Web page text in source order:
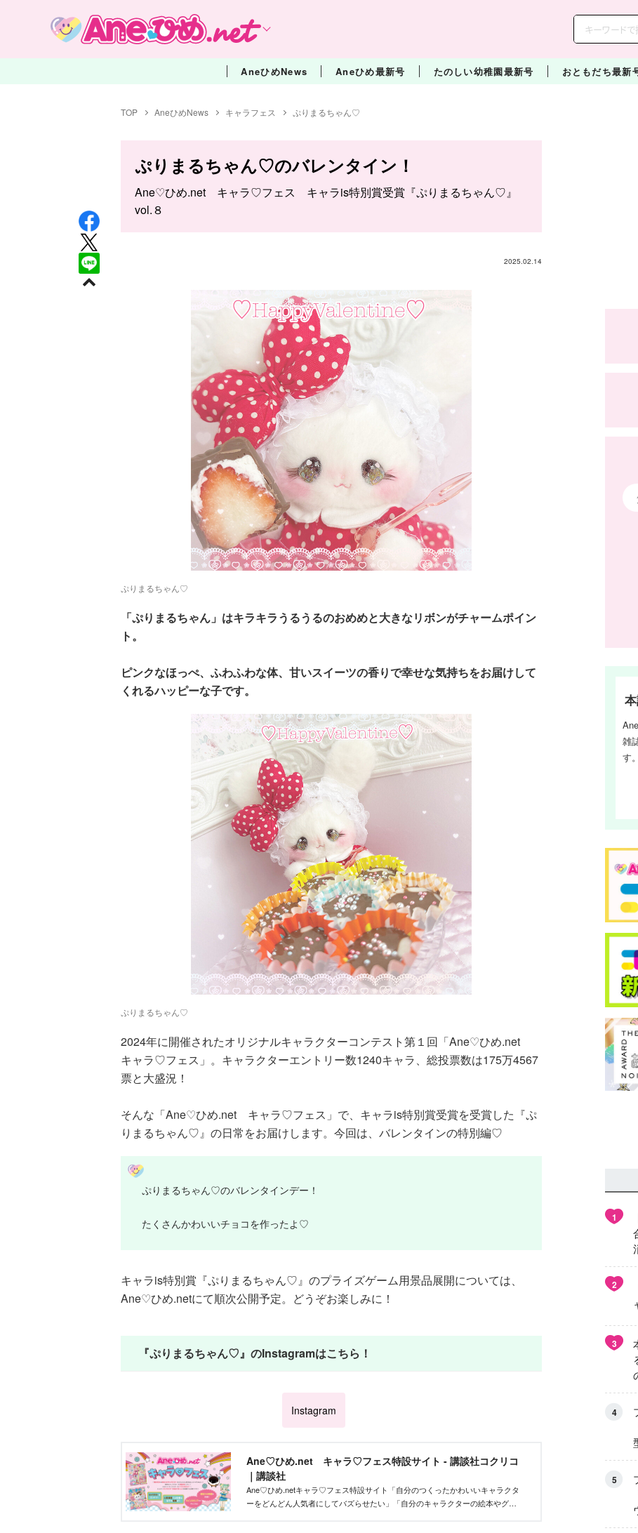
AneひめNews Aneひめ最新号 たのしい幼稚園最新号 おともだち最新
TOP AneひめNews キャラフェス ぷりまるちゃん♡
ぷりまるちゃん♡のバレンタイン！
Ane♡ひめ.net キャラ♡フェス キャラis特別賞受賞『ぷりまるちゃん♡』
vol.８
2025.02.14
ぷりまるちゃん♡
「ぷりまるちゃん」はキラキラうるうるのおめめと大きなリボンがチャームポイン
ト。
ピンクなほっぺ、ふわふわな体、甘いスイーツの香りで幸せな気持ちをお届けして
くれるハッピーな子です。
ぷりまるちゃん♡
2024年に開催されたオリジナルキャラクターコンテスト第１回「Ane♡ひめ.net
キャラ♡フェス」。キャラクターエントリー数1240キャラ、総投票数は175万4567
票と大盛況！
そんな「Ane♡ひめ.net キャラ♡フェス」で、キャラis特別賞受賞を受賞した『ぷ
りまるちゃん♡』の日常をお届けします。今回は、バレンタインの特別編♡
ぷりまるちゃん♡のバレンタインデー！
たくさんかわいいチョコを作ったよ♡
キャラis特別賞『ぷりまるちゃん♡』のプライズゲーム用景品展開については、
Ane♡ひめ.netにて順次公開予定。どうぞお楽しみに！
『ぷりまるちゃん♡』のInstagramはこちら！
Instagram
Ane♡ひめ.net キャラ♡フェス特設サイト - 講談社コクリコ
｜講談社
Ane♡ひめ.netキャラ♡フェス特設サイト「自分のつくったかわいいキャラクタ
ーをどんどん人気者にしてバズらせたい」「自分のキャラクターの絵本やグッ
雑
す。
1
2
3
4
5